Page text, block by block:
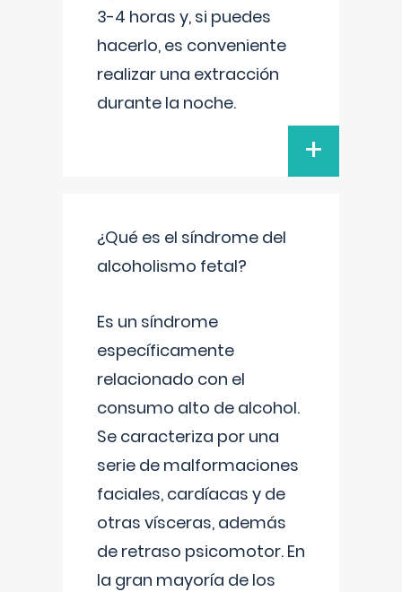
3-4 horas y, si puedes
hacerlo, es conveniente
realizar una extracción
durante la noche.
+
¿Qué es el síndrome del
alcoholismo fetal?
Es un síndrome
específicamente
relacionado con el
consumo alto de alcohol.
Se caracteriza por una
serie de malformaciones
faciales, cardíacas y de
otras vísceras, además
de retraso psicomotor. En
la gran mayoría de los